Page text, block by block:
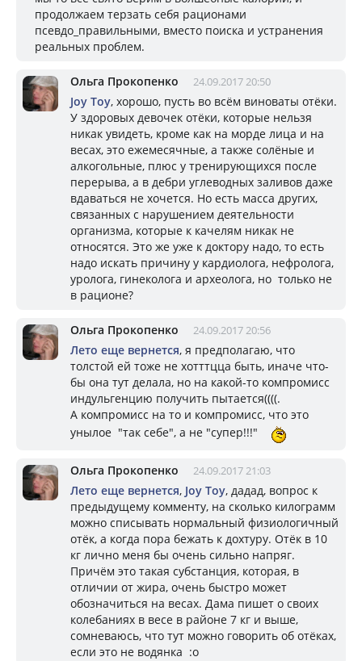
продолжаем терзать себя рационами
псевдо_правильными, вместо поиска и устранения
реальных проблем.
Ольга Прокопенко 24.09.2017 20:50
Joy Toy, хорошо, пусть во всём виноваты отёки.
У здоровых девочек отёки, которые нельзя
никак увидеть, кроме как на морде лица и на
весах, это ежемесячные, а также солёные и
алкогольные, плюс у тренирующихся после
перерыва, а в дебри углеводных заливов даже
вдаваться не хочется. Но есть масса других,
связанных с нарушением деятельности
организма, которые к качелям никак не
относятся. Это же уже к доктору надо, то есть
надо искать причину у кардиолога, нефролога,
уролога, гинеколога и археолога, но только не
в рационе?
Ольга Прокопенко 24.09.2017 20:56
Лето еще вернется, я предполагаю, что
толстой ей тоже не хотттцца быть, иначе что-
бы она тут делала, но на какой-то компромисс
индульгенцию получить пытается((((.
А компромисс на то и компромисс, что это
унылое "так себе", а не "супер!!!"
Ольга Прокопенко 24.09.2017 21:03
Лето еще вернется, Joy Toy, дадад, вопрос к
предыдущему комменту, на сколько килограмм
можно списывать нормальный физиологичный
отёк, а когда пора бежать к дохтуру. Отёк в 10
кг лично меня бы очень сильно напряг.
Причём это такая субстанция, которая, в
отличии от жира, очень быстро может
обозначиться на весах. Дама пишет о своих
колебаниях в весе в районе 7 кг и выше,
сомневаюсь, что тут можно говорить об отёках,
если это не водянка :o